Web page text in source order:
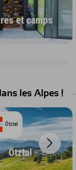
et camps
les Alpes !
Ötztal
Ötztal